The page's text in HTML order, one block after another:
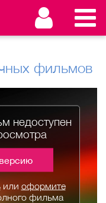
фильмов
недоступен
или оформите
фильма